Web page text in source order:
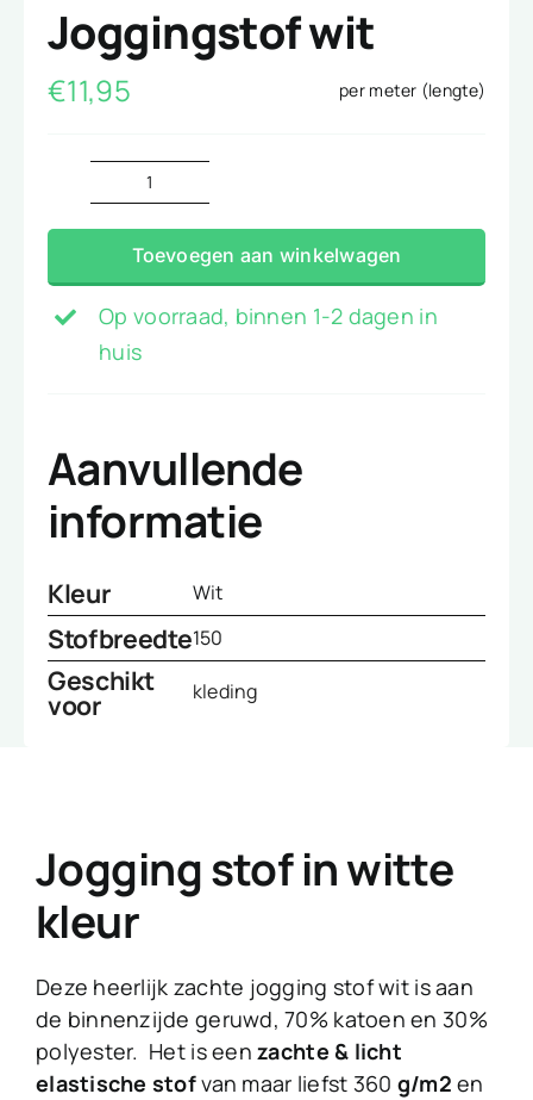
Joggingstof wit
€11,95 per meter (lengte)
Joggingstof
wit
aantal
Toevoegen aan winkelwagen
Op voorraad, binnen 1-2 dagen in
huis
Aanvullende
informatie
Kleur Wit
Stofbreedte150
Geschikt
voor kleding
Jogging stof in witte
kleur
Deze heerlijk zachte jogging stof wit is aan
de binnenzijde geruwd, 70% katoen en 30%
polyester. Het is eenzachte & licht
elastische stofvan maar liefst 360 g/m2 en